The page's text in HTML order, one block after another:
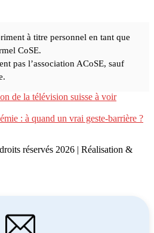
à titre personnel en tant que
CoSE.
pas l’association ACoSE, sauf
de la télévision suisse à voir
: à quand un vrai geste-barrière ?
réservés 2026 | Réalisation &